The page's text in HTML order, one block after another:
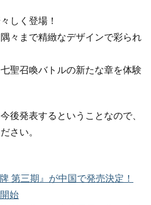
しく登場！
々まで精緻なデザインで彩られ
聖召喚バトルの新たな章を体験
後発表するということなので、
さい。
第三期』が中国で発売決定！
始